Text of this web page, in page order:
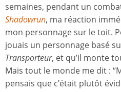
semaines, pendant un
Shadowrun, ma réaction
mon personnage sur le toit.
jouais un personnage basé
Transporteur, et qu’il monte
Mais tout le monde me dit :
pensais que c’était plutôt